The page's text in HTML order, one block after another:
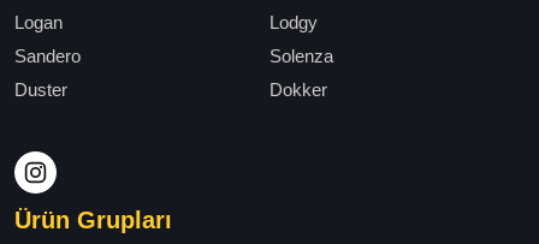
Logan
Lodgy
Sandero
Solenza
Duster
Dokker
Ürün Grupları